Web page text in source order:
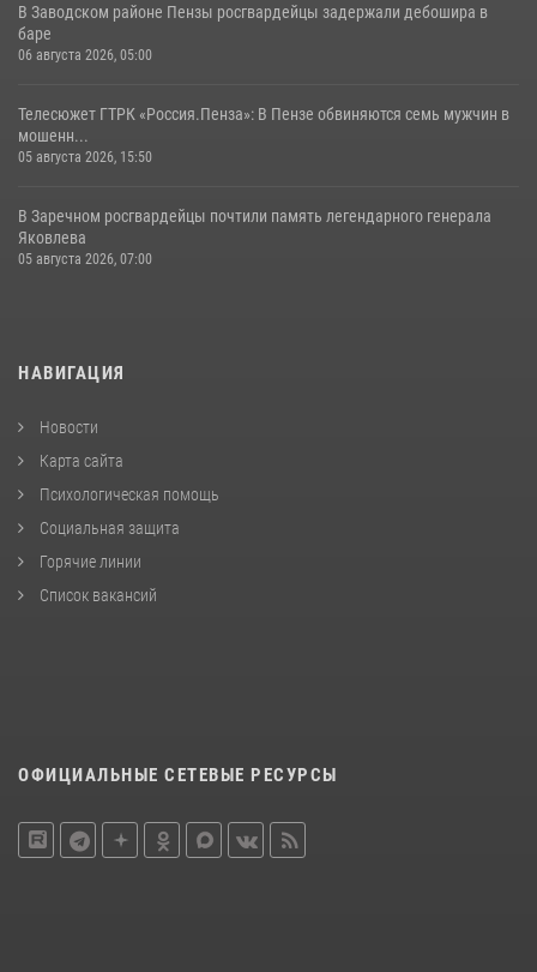
В Заводском районе Пензы росгвардейцы задержали дебошира в
баре
06 августа 2026, 05:00
Телесюжет ГТРК «Россия.Пенза»: В Пензе обвиняются семь мужчин в
мошенн...
05 августа 2026, 15:50
В Заречном росгвардейцы почтили память легендарного генерала
Яковлева
05 августа 2026, 07:00
НАВИГАЦИЯ
Новости
Карта сайта
Психологическая помощь
Социальная защита
Горячие линии
Список вакансий
ОФИЦИАЛЬНЫЕ СЕТЕВЫЕ РЕСУРСЫ